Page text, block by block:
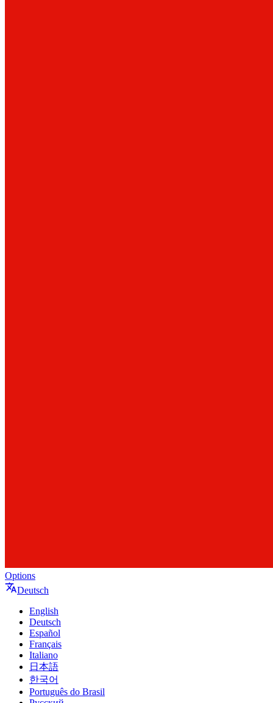
Options
Deutsch
English
Deutsch
Español
Français
Italiano
日本語
한국어
Português do Brasil